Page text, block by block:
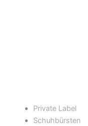
Private Label
Schuhbürsten